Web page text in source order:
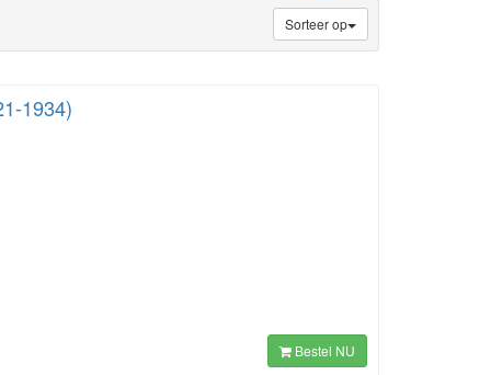
Sorteer op
1934)
Bestel NU